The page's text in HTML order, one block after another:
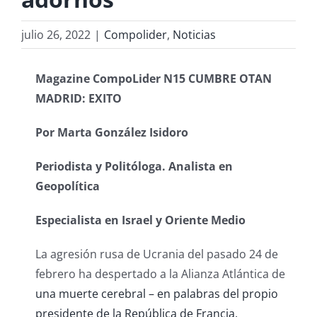
julio 26, 2022 | Compolider, Noticias
Magazine CompoLider N15 CUMBRE OTAN
MADRID: EXITO
Por Marta González Isidoro
Periodista y Politóloga. Analista en
Geopolítica
Especialista en Israel y Oriente Medio
La agresión rusa de Ucrania del pasado 24 de
febrero ha despertado a la Alianza Atlántica de
una muerte cerebral – en palabras del propio
presidente de la República de Francia,